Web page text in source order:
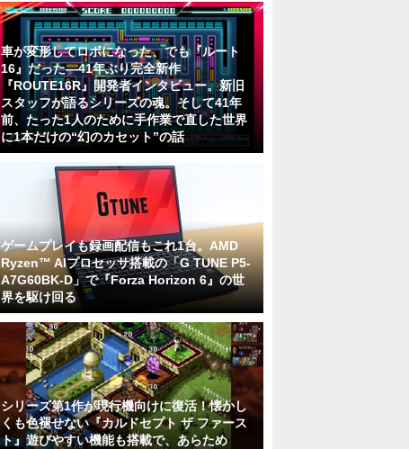
車が変形してロボになった、でも『ルート
16』だった―41年ぶり完全新作
『ROUTE16R』開発者インタビュー。新旧
スタッフが語るシリーズの魂。そして41年
前、たった1人のために手作業で直した世界
に1本だけの“幻のカセット”の話
ゲームプレイも録画配信もこれ1台。AMD
Ryzen™ AIプロセッサ搭載の「G TUNE P5-
A7G60BK-D」で『Forza Horizon 6』の世
界を駆け回る
シリーズ第1作が現行機向けに復活！懐かし
くも色褪せない『カルドセプト ザ ファース
ト』遊びやすい機能も搭載で、あらため